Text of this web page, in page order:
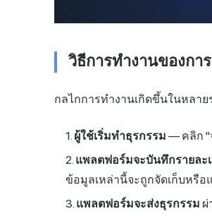
วิธีการทำงานของกา
กลไกการทำงานเกิดขึ้นในหลา
ผู้ใช้เริ่มทำธุรกรรม — คลิก "
แพลตฟอร์มจะบันทึกรายละ
ข้อมูลเหล่านี้จะถูกจัดเก็บหรือ
แพลตฟอร์มจะส่งธุรกรรม ผ่